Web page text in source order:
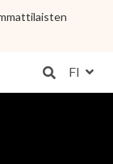
FI